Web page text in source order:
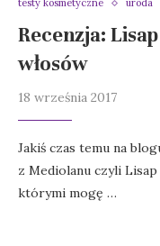
testy kosmetyczne
uroda
Recenzja:
włosów
18 września 2017
Jakiś czas temu na
z Mediolanu czyli
którymi mogę …